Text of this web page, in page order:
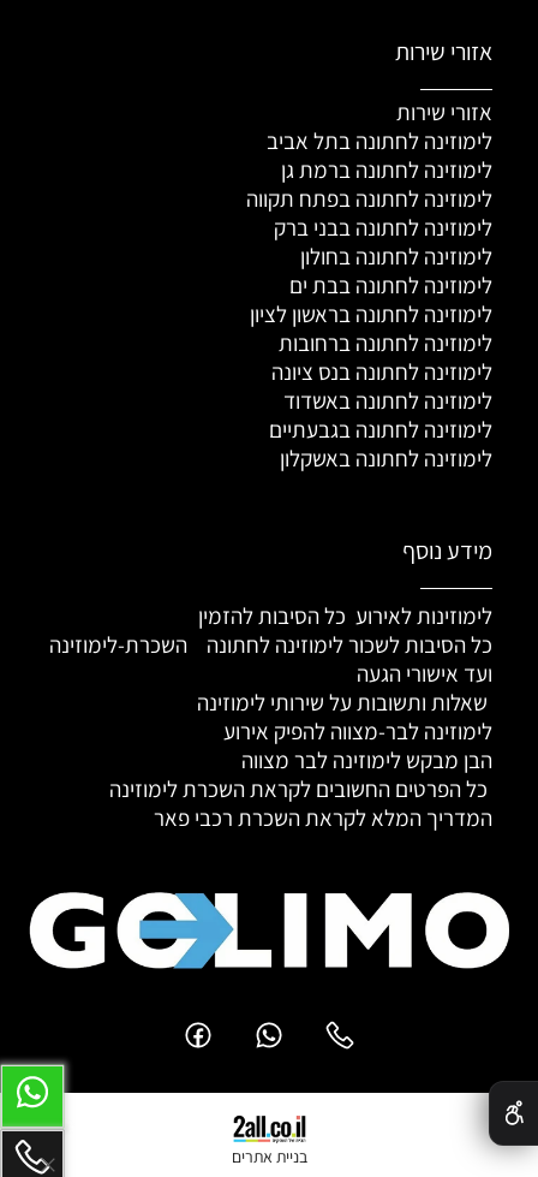
אזורי שירות
אזורי שירות
לימוזינה לחתונה בתל אביב
לימוזינה לחתונה ברמת גן
לימוזינה לחתונה בפתח תקווה
לימוזינה לחתונה בבני ברק
לימוזינה לחתונה בחולון
לימוזינה לחתונה בבת ים
לימוזינה לחתונה בראשון לציון
לימוזינה לחתונה ברחובות
לימוזינה לחתונה בנס ציונה
לימוזינה לחתונה באשדוד
לימוזינה לחתונה בגבעתיים
לימוזינה לחתונה באשקלון
מידע נוסף
לימוזינות לאירוע כל הסיבות להזמין
כל הסיבות לשכור לימוזינה לחתונה
השכרת-לימוזינה
ועד אישורי הגעה
שאלות ותשובות על שירותי לימוזינה
לימוזינה לבר-מצווה להפיק אירוע
הבן מבקש לימוזינה לבר מצווה
כל הפרטים החשובים לקראת השכרת לימוזינה
המדריך המלא לקראת השכרת רכבי פאר
בניית אתרים